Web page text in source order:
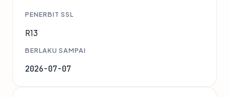
PENERBIT SSL
R13
BERLAKU SAMPAI
2026-07-07